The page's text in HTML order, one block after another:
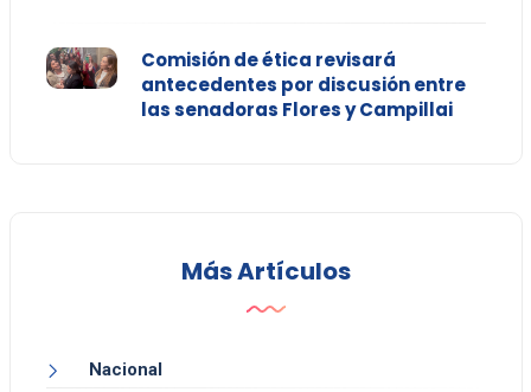
Comisión de ética revisará
antecedentes por discusión entre
las senadoras Flores y Campillai
Más Artículos
Nacional